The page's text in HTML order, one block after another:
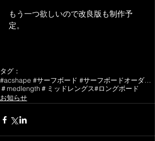
もう一つ欲しいので改良版も制作予
定。
タグ：
#acshape #サーフボード #サーフボードオーダー #サーフィン
＃medlength ＃ミッドレングス#ロングボード
お知らせ